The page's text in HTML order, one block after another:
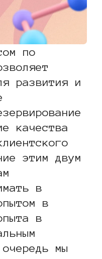
по
развития и
качества
этим двум
в
в
в
мы